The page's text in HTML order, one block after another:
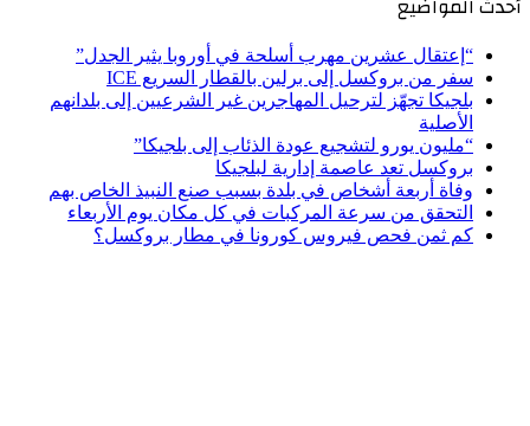
“إعتقال عشرين مهرب أسلحة في أوروبا يثير الجدل”
سفر من بروكسل إلى برلين بالقطار السريع ICE
بلجيكا تجهّز لترحيل المهاجرين غير الشرعيين إلى بلدانهم
الأصلية
“مليون يورو لتشجيع عودة الذئاب إلى بلجيكا”
بروكسل تعد عاصمة إدارية لبلجيكا
وفاة أربعة أشخاص في بلدة بسبب صنع النبيذ الخاص بهم
التحقق من سرعة المركبات في كل مكان يوم الأربعاء
كم ثمن فحص فيروس كورونا في مطار بروكسل؟